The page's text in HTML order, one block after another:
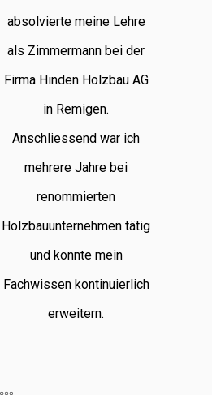
absolvierte meine Lehre
als Zimmermann bei der
Firma Hinden Holzbau AG
in Remigen.
Anschliessend war ich
mehrere Jahre bei
renommierten
Holzbauunternehmen tätig
und konnte mein
Fachwissen kontinuierlich
erweitern.